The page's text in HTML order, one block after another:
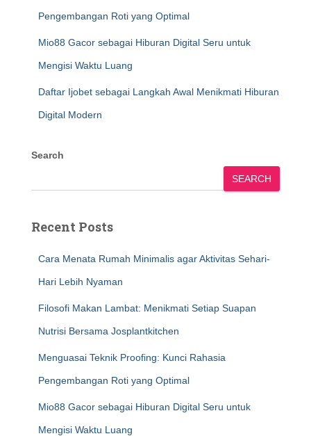
Pengembangan Roti yang Optimal
Mio88 Gacor sebagai Hiburan Digital Seru untuk
Mengisi Waktu Luang
Daftar Ijobet sebagai Langkah Awal Menikmati Hiburan
Digital Modern
Search
SEARCH
Recent Posts
Cara Menata Rumah Minimalis agar Aktivitas Sehari-
Hari Lebih Nyaman
Filosofi Makan Lambat: Menikmati Setiap Suapan
Nutrisi Bersama Josplantkitchen
Menguasai Teknik Proofing: Kunci Rahasia
Pengembangan Roti yang Optimal
Mio88 Gacor sebagai Hiburan Digital Seru untuk
Mengisi Waktu Luang